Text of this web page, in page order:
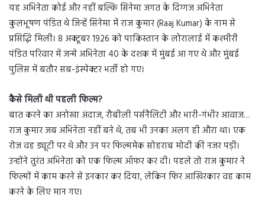
यह अभिनेता कोई और नहीं बल्कि सिनेमा जगत के दिग्गज अभिनेता
कुलभूषण पंडित थे जिन्हें सिनेमा में राज कुमार (Raaj Kumar) के नाम से
प्रसिद्धि मिली। 8 अक्टूबर 1926 को पाकिस्तान के लोरालाई में कश्मीरी
पंडित परिवार में जन्मे अभिनेता 40 के दशक में मुंबई आ गए थे और मुंबई
पुलिस में बतौर सब-इंस्पेक्टर भर्ती हो गए।
कैसे मिली थी पहली फिल्म?
बात करने का अनोखा अंदाज, रौबीली पर्सनैलिटी और भारी-गंभीर आवाज…
राज कुमार जब अभिनेता नहीं बने थे, तब भी उनका अलग ही औरा था। एक
रोज वह ड्यूटी पर थे और उन पर फिल्ममेक सोहराब मोदी की नजर पड़ी।
उन्होंने तुरंत अभिनेता को एक फिल्म ऑफर कर दी। पहले तो राज कुमार ने
फिल्मों में काम करने से इनकार कर दिया, लेकिन फिर आखिरकार वह काम
करने के लिए मान गए।